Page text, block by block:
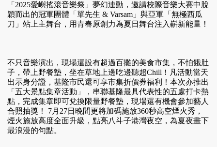
「2025愛嶼搖滾音樂祭」夢幻連動，邀請校際音樂大賽中脫
穎而出的冠軍團體「單先生 & Varsam」與亞軍「無極西瓜
刀」站上主舞台，用青春原創力為夏日舞台注入嶄新能量！
不只音樂演出，現場還設有超過百攤的美食市集，不怕餓肚
子，帶上野餐墊，坐在草地上邊吃邊聽超Chill！凡活動當天
出示身分證，基隆市民還可享市集折價券福利！本次亦推出
「五大景點集章活動」，串聯基隆最具代表性的五處打卡熱
點，完成集章即可兌換限量野餐墊，現場還有機會參加藝人
合照抽獎！ 7月27日晚間更將加碼施放360秒高空煙火秀，
煙火施放高度全面升級，點亮八斗子港灣夜空，為夏夜畫下
最浪漫的句點。